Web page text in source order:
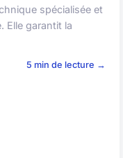
spécialisée et
Elle garantit la
5 min de lecture →